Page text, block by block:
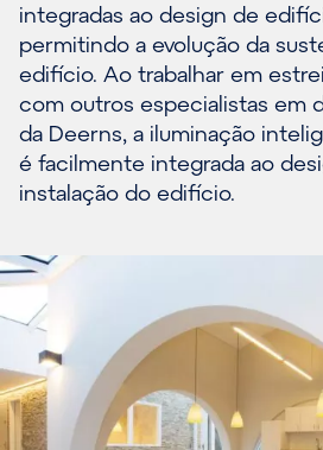
integradas ao design de
permitindo a evolução da
edifício. Ao trabalhar em
com outros especialistas em
da Deerns, a iluminação
é facilmente integrada ao
instalação do edifício.